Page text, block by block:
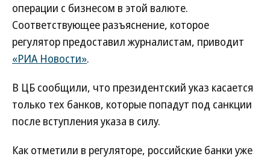
операции с бизнесом в этой валюте.
Соответствующее разъяснение, которое
регулятор предоставил журналистам, приводит
«РИА Новости».
В ЦБ сообщили, что президентский указ касается
только тех банков, которые попадут под санкции
после вступления указа в силу.
Как отметили в регуляторе, российские банки уже